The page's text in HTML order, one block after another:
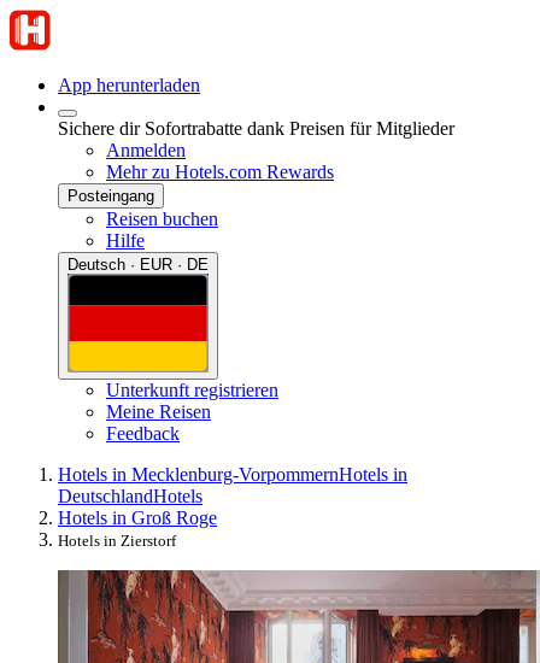
App herunterladen
Sichere dir Sofortrabatte dank Preisen für Mitglieder
Anmelden
Mehr zu Hotels.com Rewards
Posteingang
Reisen buchen
Hilfe
Deutsch · EUR · DE
Unterkunft registrieren
Meine Reisen
Feedback
Hotels in Mecklenburg-VorpommernHotels in
DeutschlandHotels
Hotels in Groß Roge
Hotels in Zierstorf